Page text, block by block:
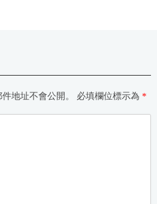
地址不會公開。 必填欄位標示為 *